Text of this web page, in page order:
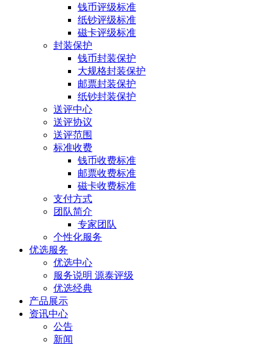
钱币评级标准
纸钞评级标准
磁卡评级标准
封装保护
钱币封装保护
大规格封装保护
邮票封装保护
纸钞封装保护
送评中心
送评协议
送评范围
标准收费
钱币收费标准
邮票收费标准
磁卡收费标准
支付方式
团队简介
专家团队
个性化服务
优选服务
优选中心
服务说明 源泰评级
优选经典
产品展示
资讯中心
公告
新闻